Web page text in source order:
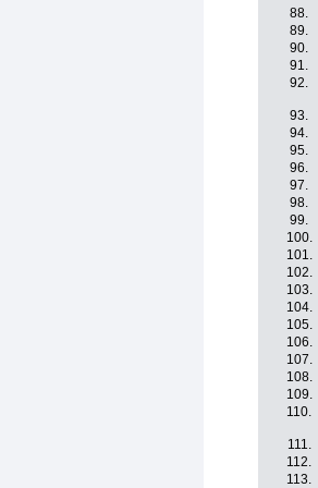
88.
89.
90.
91.
92.
93.
94.
95.
96.
97.
98.
99.
100.
101.
102.
103.
104.
105.
106.
107.
108.
109.
110.
111.
112.
113.